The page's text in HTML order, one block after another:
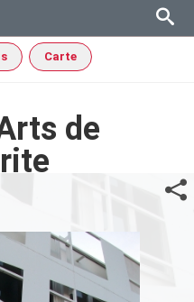
Carte
de